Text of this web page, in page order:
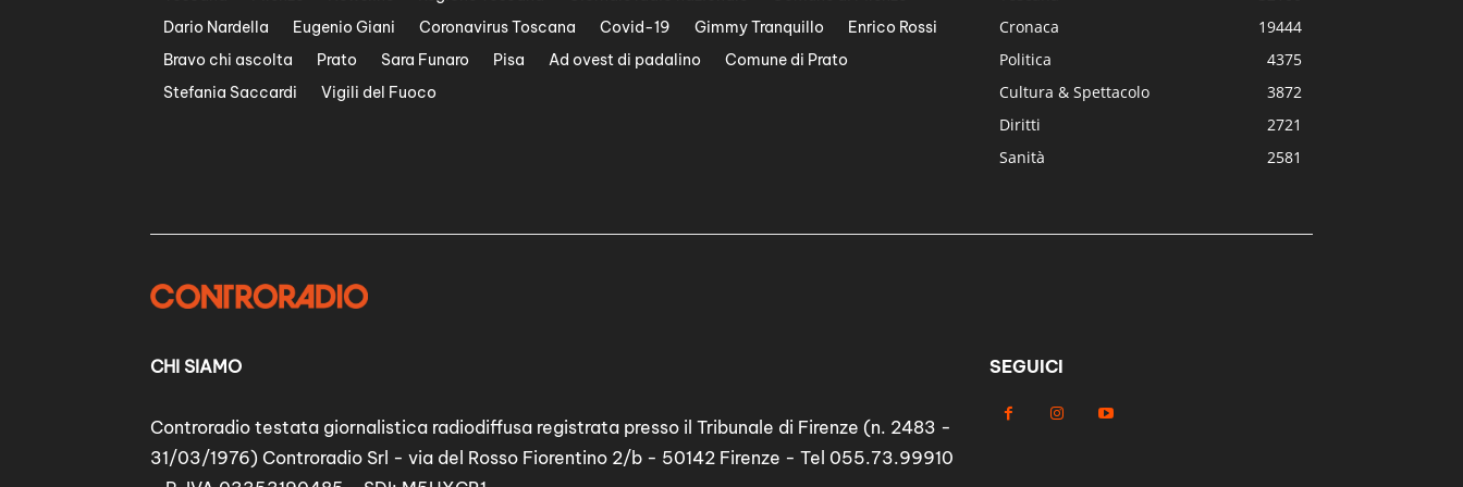
Dario Nardella
Eugenio Giani Coronavirus Toscana Covid-19 Gimmy Tranquillo
Enrico Rossi
Bravo chi ascolta
Prato Sara Funaro Pisa Ad ovest di padalino
Comune di Prato
Stefania Saccardi
Vigili del Fuoco
Cronaca
19444
Politica
4375
Cultura & Spettacolo
3872
Diritti
2721
Sanità
2581
CHI SIAMO
Controradio testata giornalistica radiodiffusa registrata presso il Tribunale di Firenze (n. 2483 -
31/03/1976) Controradio Srl - via del Rosso Fiorentino 2/b - 50142 Firenze - Tel 055.73.99910
SEGUICI